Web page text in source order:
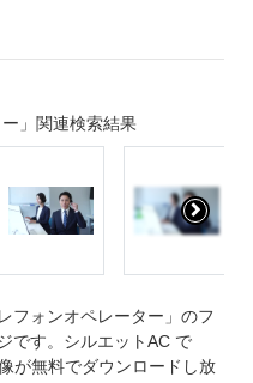
」関連検索結果
フォンオペレーター」のフ
です。シルエットAC で
が無料でダウンロードし放